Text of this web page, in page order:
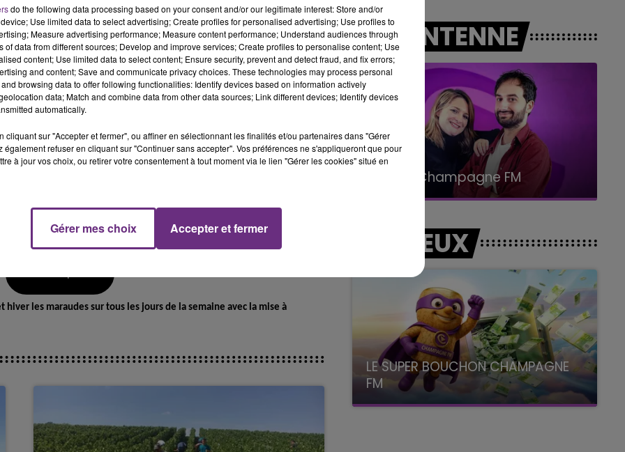
70 salariés mais également 7 vestiboutiques.
fixe, le préfet de l’Aube Thierry Mosimann souhaite d’ailleurs multiplier les
les maraudes sur tous les jours de la semaine avec la mise à
A L'ANTENNE
14h00 - 15h00 15h00 - 19h00
Le Club Champagne FM
LES JEUX
LE SUPER BOUCHON CHAMPAGNE
FM
avec La Famille Champagne FM, à 8H10
do the following data processing based on your consent and/or our legitimate interest: Store and/or
Use limited data to select advertising; Create profiles for personalised advertising; Use profiles to
Measure advertising performance; Measure content performance; Understand audiences through
of data from different sources; Develop and improve services; Create profiles to personalise content; Use
content; Use limited data to select content; Ensure security, prevent and detect fraud, and fix errors;
and content; Save and communicate privacy choices. These technologies may process personal
browsing data to offer following functionalities: Identify devices based on information actively
data; Match and combine data from other data sources; Link different devices; Identify devices
automatically.
cliquant sur "Accepter et fermer", ou affiner en sélectionnant les finalités et/ou partenaires dans "Gérer
également refuser en cliquant sur "Continuer sans accepter". Vos préférences ne s'appliqueront que pour
à jour vos choix, ou retirer votre consentement à tout moment via le lien "Gérer les cookies" situé en
Gérer mes choix Accepter et fermer